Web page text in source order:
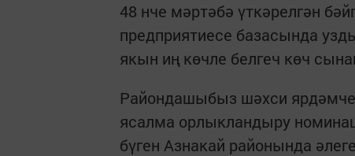
48 нче мәртәбә үткәрелгән
предприятиесе базасында
якын иң көчле белгеч көч
Райондашыбыз шәхси
ясалма орлыкландыру
бүген Азнакай районында